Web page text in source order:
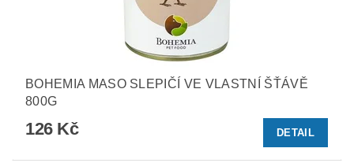
BOHEMIA MASO SLEPIČÍ VE VLASTNÍ ŠŤÁVĚ
800G
126 Kč DETAIL